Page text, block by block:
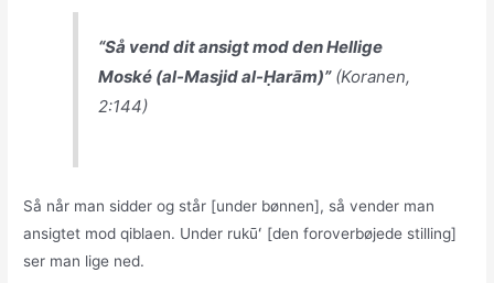
“Så vend dit ansigt mod den Hellige
Moské (al-Masjid al-Ḥarām)”(Koranen,
2:144)
Så når man sidder og står [under bønnen], så vender man
ansigtet mod qiblaen. Under rukūʻ [den foroverbøjede stilling]
ser man lige ned.